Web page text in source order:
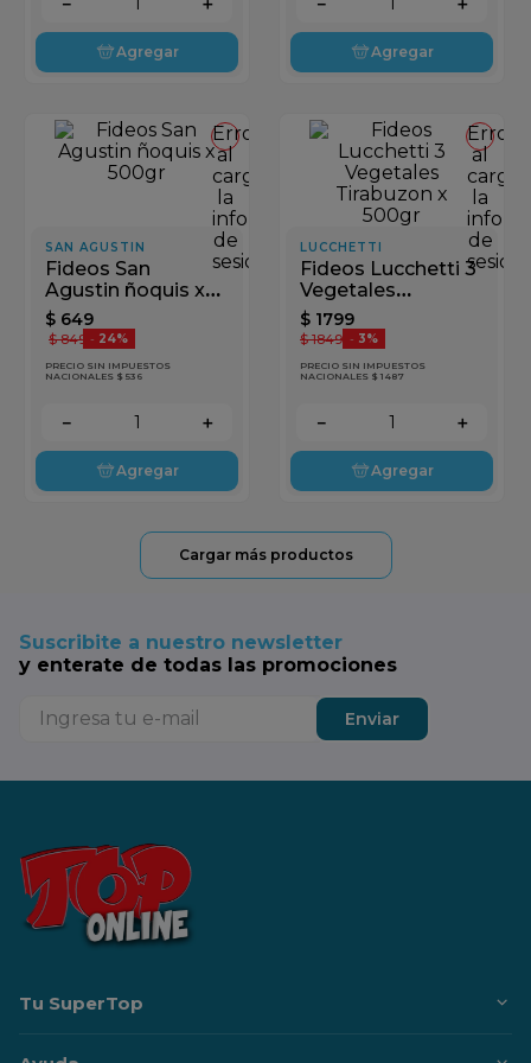
Agregar Agregar
Error
al
cargar
la
información
de
sesión
SAN AGUSTIN
Fideos San
Agustin ñoquis x
500gr
$ 649
$ 849 - 24%
PRECIO SIN IMPUESTOS
NACIONALES $ 536
＋
－
Agregar
Error
al
cargar
la
de
sesión
LUCCHETTI
Fideos Lucchetti 3
Vegetales
Tirabuzon x 500gr
$ 1799
$ 1849 - 3%
PRECIO SIN IMPUESTOS
NACIONALES $ 1487
＋
－
Agregar
Suscribite a nuestro newsletter
y enterate de todas las promociones
Enviar
Tu SuperTop